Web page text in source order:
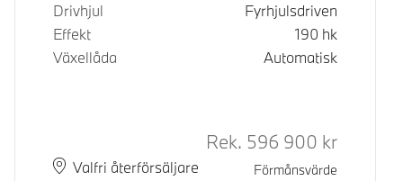
Drivhjul
Fyrhjulsdriven
Effekt
190 hk
Växellåda
Automatisk
PlatsValfri återförsäljare
Leveranstid
Rek. ord
Rek. 596 900 kr
Förmånsvärde